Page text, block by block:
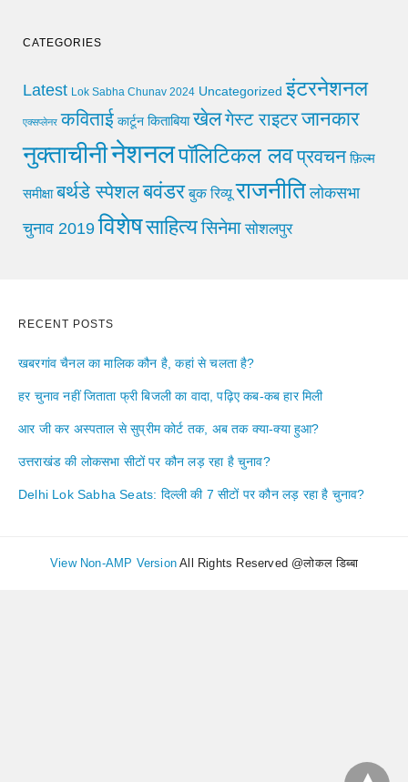
CATEGORIES
Latest Lok Sabha Chunav 2024 Uncategorized इंटरनेशनल
एक्सप्लेनर कविताई कार्टून किताबिया खेलगेस्ट राइटरजानकार
नुक्ताचीनीनेशनलपॉलिटिकल लवप्रवचन फ़िल्म
समीक्षा बर्थडे स्पेशलबवंडर बुक रिव्यू राजनीति लोकसभा
चुनाव 2019 विशेषसाहित्यसिनेमा सोशलपुर
RECENT POSTS
खबरगांव चैनल का मालिक कौन है, कहां से चलता है?
हर चुनाव नहीं जिताता फ्री बिजली का वादा, पढ़िए कब-कब हार मिली
आर जी कर अस्पताल से सुप्रीम कोर्ट तक, अब तक क्या-क्या हुआ?
उत्तराखंड की लोकसभा सीटों पर कौन लड़ रहा है चुनाव?
Delhi Lok Sabha Seats: दिल्ली की 7 सीटों पर कौन लड़ रहा है चुनाव?
View Non-AMP Version All Rights Reserved @लोकल डिब्बा